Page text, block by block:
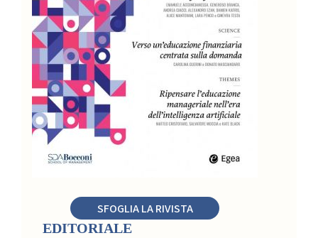
SFOGLIA LA RIVISTA
EDITORIALE